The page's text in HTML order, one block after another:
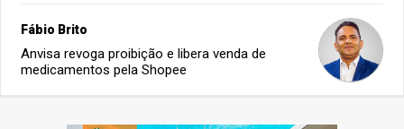
Fábio Brito
Anvisa revoga proibição e libera venda de
medicamentos pela Shopee